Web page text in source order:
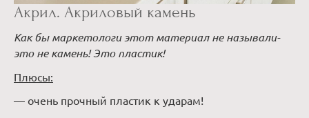
Акрил. Акриловый камень
Как бы маркетологи этот материал не называли-
это не камень! Это пластик!
Плюсы:
— очень прочный пластик к ударам!